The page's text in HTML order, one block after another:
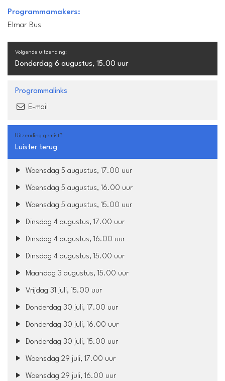
Programmamakers:
Elmar Bus
Volgende uitzending:
Donderdag 6 augustus, 15.00 uur
Programmalinks
E-mail
Uitzending gemist?
Luister terug
Woensdag 5 augustus, 17.00 uur
Woensdag 5 augustus, 16.00 uur
Woensdag 5 augustus, 15.00 uur
Dinsdag 4 augustus, 17.00 uur
Dinsdag 4 augustus, 16.00 uur
Dinsdag 4 augustus, 15.00 uur
Maandag 3 augustus, 15.00 uur
Vrijdag 31 juli, 15.00 uur
Donderdag 30 juli, 17.00 uur
Donderdag 30 juli, 16.00 uur
Donderdag 30 juli, 15.00 uur
Woensdag 29 juli, 17.00 uur
Woensdag 29 juli, 16.00 uur